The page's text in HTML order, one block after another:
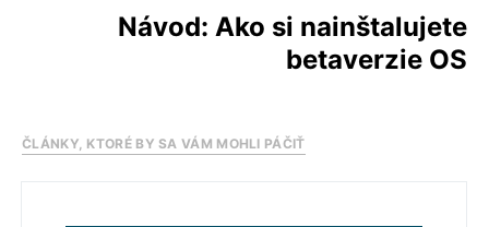
Návod: Ako si nainštalujete
betaverzie OS
ČLÁNKY, KTORÉ BY SA VÁM MOHLI PÁČIŤ